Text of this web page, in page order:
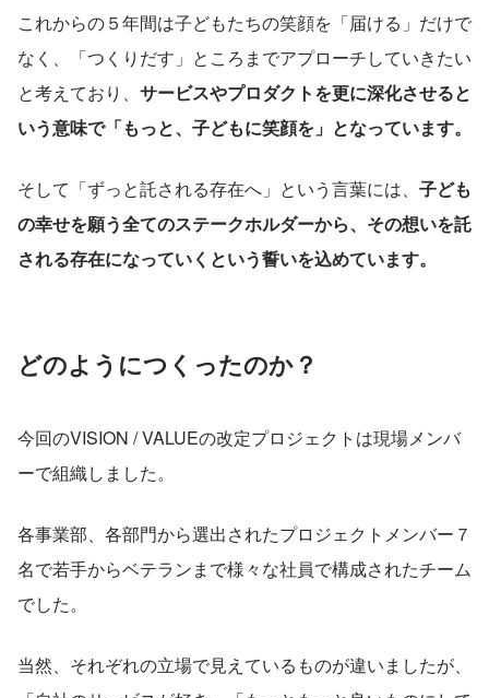
これからの５年間は子どもたちの笑顔を「届ける」だけで
なく、「つくりだす」ところまでアプローチしていきたい
と考えており、 サービスやプロダクトを更に深化させると
いう意味で「もっと、子どもに笑顔を」となっています。
そして「ずっと託される存在へ」という言葉には、 子ども
の幸せを願う全てのステークホルダーから、その想いを託
される存在になっていくという誓いを込めています。
どのようにつくったのか？
今回のVISION / VALUEの改定プロジェクトは現場メンバ
ーで組織しました。
各事業部、各部門から選出されたプロジェクトメンバー７
名で若手からベテランまで様々な社員で構成されたチーム
でした。
当然、それぞれの立場で見えているものが違いましたが、